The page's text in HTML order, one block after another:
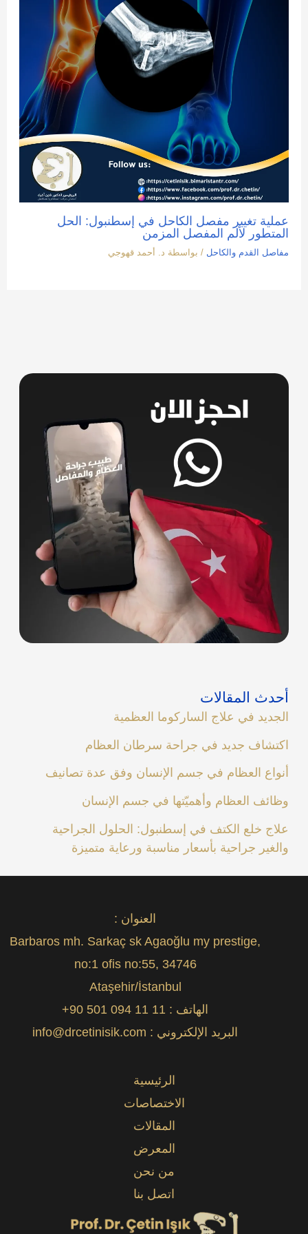
عملية تغيير مفصل الكاحل في إسطنبول: الحل
المتطور لألم المفصل المزمن
مفاصل القدم والكاحل / بواسطة د. أحمد قهوجي
أحدث المقالات
الجديد في علاج الساركوما العظمية
اكتشاف جديد في جراحة سرطان العظام
أنواع العظام في جسم الإنسان وفق عدة تصانيف
وظائف العظام وأهميّتها في جسم الإنسان
علاج خلع الكتف في إسطنبول: الحلول الجراحية
والغير جراحية بأسعار مناسبة ورعاية متميزة
العنوان :
Barbaros mh. Sarkaç sk Agaoğlu my prestige,
no:1 ofis no:55, 34746
Ataşehir/İstanbul
الهاتف : +90 501 094 11 11
البريد الإلكتروني : info@drcetinisik.com
الرئيسية
الاختصاصات
المقالات
المعرض
من نحن
اتصل بنا